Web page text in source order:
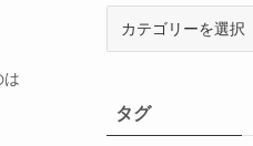
は
ータグ